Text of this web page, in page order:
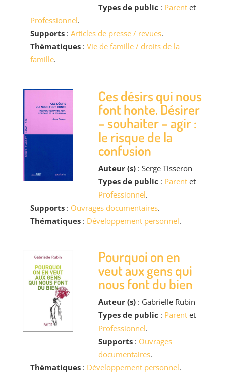
Types de public : Parentet
Professionnel.
Supports: Articles de presse / revues.
Thématiques: Vie de famille / droits de la
famille.
Ces désirs qui nous
font honte. Désirer
– souhaiter – agir :
le risque de la
confusion
Auteur (s): Serge Tisseron
Types de public : Parentet
Professionnel.
Supports: Ouvrages documentaires.
Thématiques: Développement personnel.
Pourquoi on en
veut aux gens qui
nous font du bien
Auteur (s): Gabrielle Rubin
Types de public : Parentet
Professionnel.
Supports: Ouvrages
documentaires.
Thématiques: Développement personnel.